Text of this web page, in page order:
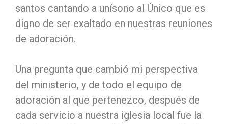
santos cantando a unísono al Único que es
digno de ser exaltado en nuestras reuniones
de adoración.
Una pregunta que cambió mi perspectiva
del ministerio, y de todo el equipo de
adoración al que pertenezco, después de
cada servicio a nuestra iglesia local fue la